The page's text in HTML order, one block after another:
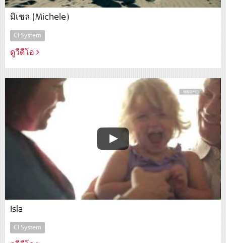
มิเชล (Michele)
CI System
ดูวีดีโอ
Isla
CI System